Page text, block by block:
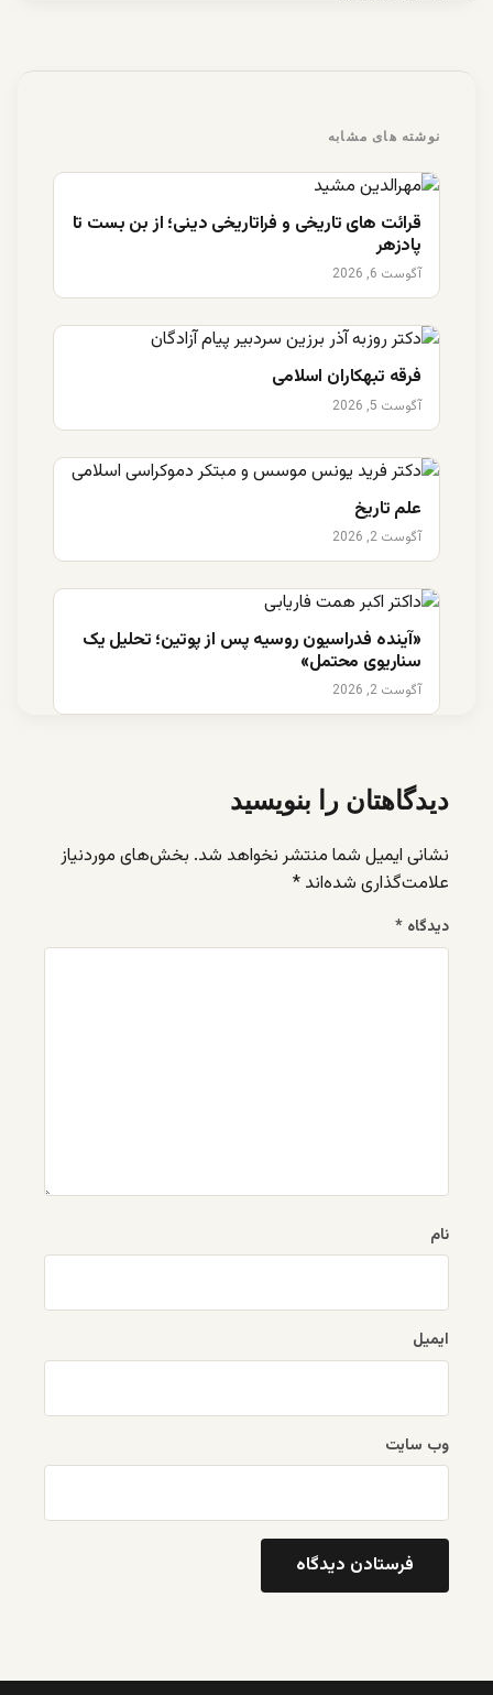
نوشته های مشابه
قرائت های تاریخی و فراتاریخی دینی؛ از بن بست تا
پادزهر
آگوست 6, 2026
فرقه تبهکاران اسلامی
آگوست 5, 2026
علم تاریخ
آگوست 2, 2026
«آینده فدراسیون روسیه پس از پوتین؛ تحلیل یک
سناریوی محتمل»
آگوست 2, 2026
دیدگاهتان را بنویسید
نشانی ایمیل شما منتشر نخواهد شد. بخش‌های موردنیاز
علامت‌گذاری شده‌اند *
دیدگاه *
نام
ایمیل
وب‌ سایت